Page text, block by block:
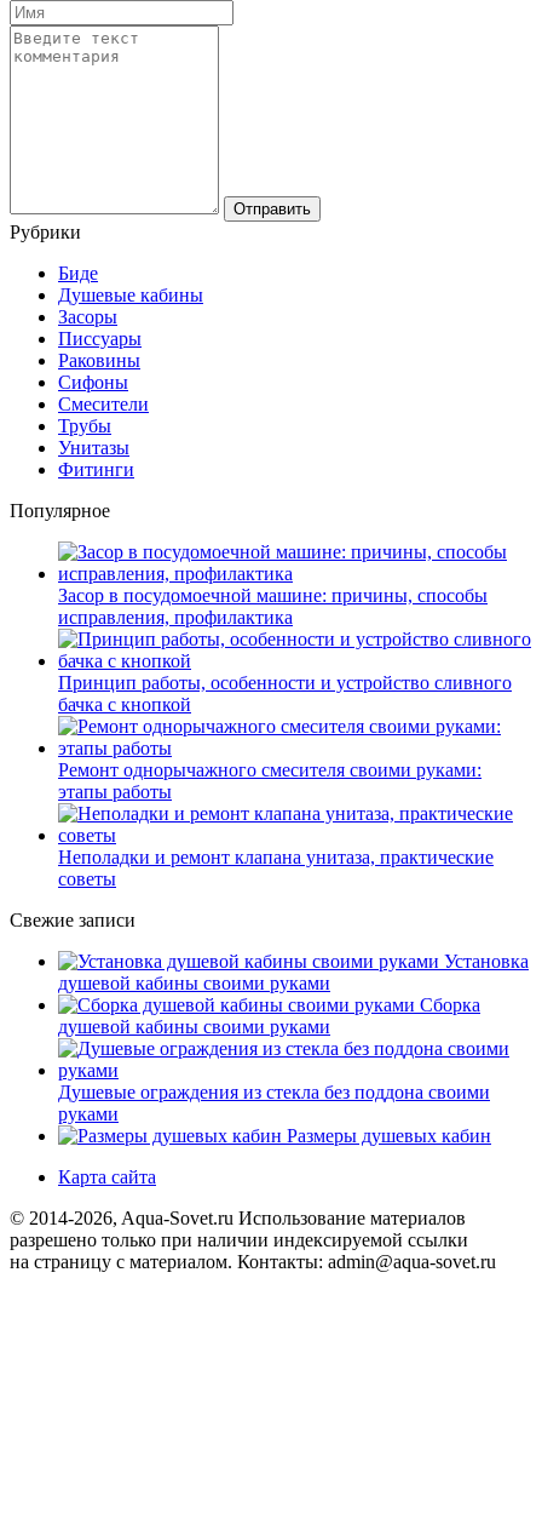
Рубрики
Биде
Душевые кабины
Засоры
Писсуары
Раковины
Сифоны
Смесители
Трубы
Унитазы
Фитинги
Популярное
Засор в посудомоечной машине: причины, способы
исправления, профилактика
Принцип работы, особенности и устройство сливного
бачка с кнопкой
Ремонт однорычажного смесителя своими руками:
этапы работы
Неполадки и ремонт клапана унитаза, практические
советы
Свежие записи
Установка
душевой кабины своими руками
Сборка
душевой кабины своими руками
Душевые ограждения из стекла без поддона своими
руками
Размеры душевых кабин
Карта сайта
© 2014-2026, Aqua-Sovet.ru Использование материалов
разрешено только при наличии индексируемой ссылки
на страницу с материалом. Контакты: admin@aqua-sovet.ru